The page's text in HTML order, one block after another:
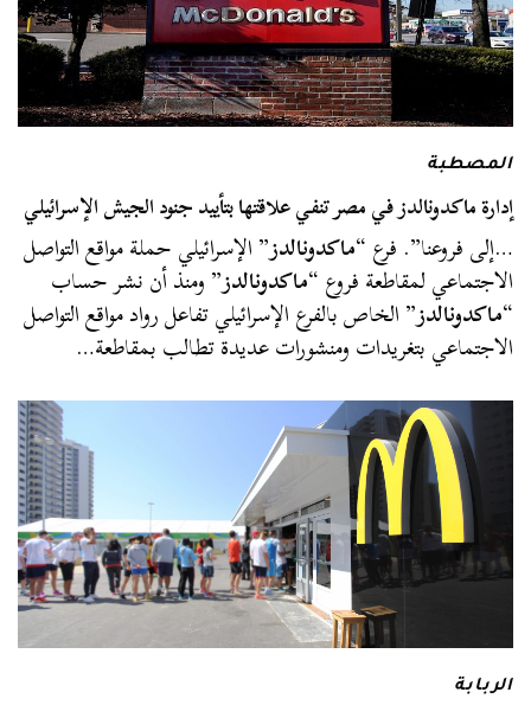
المصطبة
إدارة ماكدونالدز في مصر تنفي علاقتها بتأييد جنود الجيش الإسرائيلي
…إلى فروعنا”. فرع “ماكدونالدز” الإسرائيلي حملة مواقع التواصل
الاجتماعي لمقاطعة فروع “ماكدونالدز” ومنذ أن نشر حساب
“ماكدونالدز” الخاص بالفرع الإسرائيلي تفاعل رواد مواقع التواصل
الاجتماعي بتغريدات ومنشورات عديدة تطالب بمقاطعة…
الربابة